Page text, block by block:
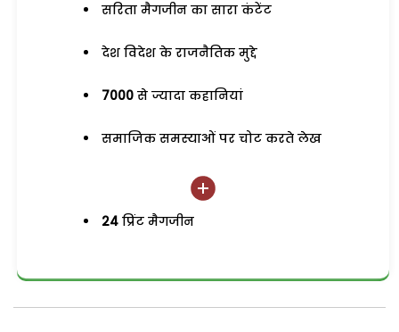
सरिता मैगजीन का सारा कंटेंट
देश विदेश के राजनैतिक मुद्दे
7000 से ज्यादा कहानियां
समाजिक समस्याओं पर चोट करते लेख
24 प्रिंट मैगजीन